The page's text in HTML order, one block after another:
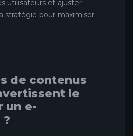
utilisateurs et ajuster
stratégie pour maximiser
de contenus
le
un e-